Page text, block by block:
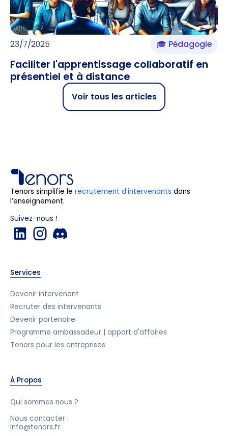
23/7/2025 🎓 Pédagogie
Faciliter l'apprentissage collaboratif en
présentiel et à distance
Voir tous les articles
Tenors simplifie le recrutement d’intervenants dans
l’enseignement.
Suivez-nous !
Services
Devenir intervenant
Recruter des intervenants
Devenir partenaire
Programme ambassadeur | apport d'affaires
Tenors pour les entreprises
À Propos
Qui sommes nous ?
Nous contacter :
info@tenors.fr